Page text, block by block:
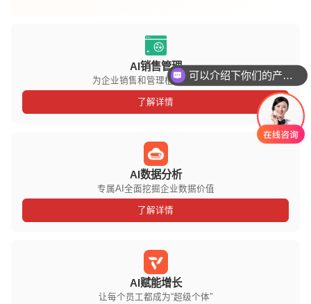
AI销售管理
为企业销售和管理植入数据基因
了解详情
AI数据分析
专属AI全面挖掘企业数据价值
了解详情
AI赋能增长
让每个员工都成为“超级个体”
你们是怎么收费的呢